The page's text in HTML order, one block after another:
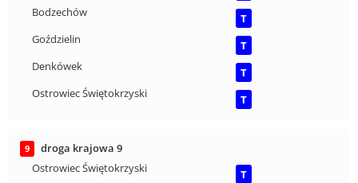
Bodzechów
T
Goździelin
T
Denkówek
T
Ostrowiec Świętokrzyski
T
9
droga krajowa 9
Ostrowiec Świętokrzyski
T